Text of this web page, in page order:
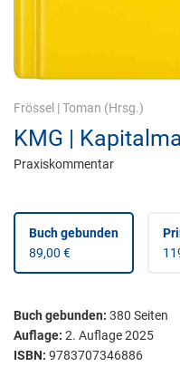
Frössel | Toman (Hrsg.)
KMG |
Praxiskommentar
Buch gebunden
89,00 €
Buch gebunden: 380 Seiten
Auflage: 2. Auflage 2025
ISBN: 9783707346886